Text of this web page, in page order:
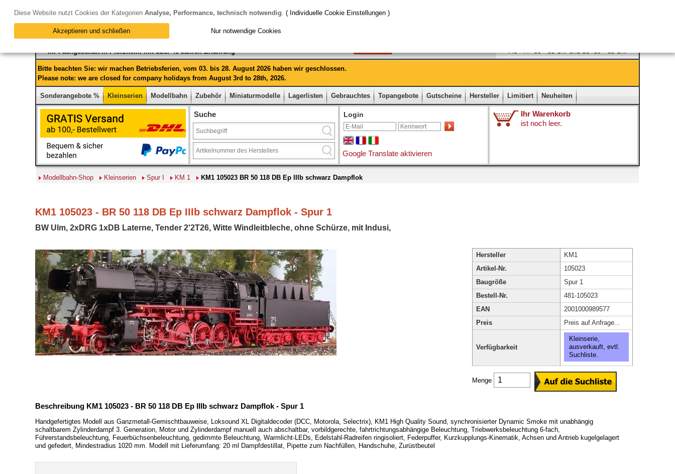
Ihr Fachgeschäft in Pforzheim mit über 40 Jahren Erfahrung
Bitte beachten Sie: wir machen Betriebsferien, vom 03. bis 28. August 2026 haben wir geschlossen.
Please note: we are closed for company holidays from August 3rd to 28th, 2026.
Sonderangebote % Kleinserien Modellbahn Zubehör Miniaturmodelle Lagerlisten Gebrauchtes Topangebote Gutscheine Hersteller Limitiert Neuheiten
Suche Login
Google Translate aktivieren
Ihr Warenkorb
ist noch leer.
Modellbahn-Shop Kleinserien Spur I KM 1 KM1 105023 BR 50 118 DB Ep IIIb schwarz Dampflok
KM1 105023 - BR 50 118 DB Ep IIIb schwarz Dampflok - Spur 1
BW Ulm, 2xDRG 1xDB Laterne, Tender 2'2T26, Witte Windleitbleche, ohne Schürze, mit Indusi,
Hersteller
KM1
Artikel-Nr.
105023
Baugröße
Spur 1
Bestell-Nr.
481-105023
EAN
2001000989577
Preis
Preis auf Anfrage...
Verfügbarkeit
Kleinserie,
ausverkauft, evtl.
Suchliste.
Menge
Beschreibung KM1 105023 - BR 50 118 DB Ep IIIb schwarz Dampflok - Spur 1
Handgefertigtes Modell aus Ganzmetall-Gemischtbauweise, Loksound XL Digitaldecoder (DCC, Motorola, Selectrix), KM1 High Quality Sound, synchronisierter Dynamic Smoke mit unabhängig
schaltbarem Zylinderdampf 3. Generation, Motor und Zylinderdampf manuell auch abschaltbar, vorbildgerechte, fahrtrichtungsabhängige Beleuchtung, Triebwerksbeleuchtung 6-fach,
Führerstandsbeleuchtung, Feuerbüchsenbeleuchtung, gedimmte Beleuchtung, Warmlicht-LEDs, Edelstahl-Radreifen ringisoliert, Federpuffer, Kurzkupplungs-Kinematik, Achsen und Antrieb kugelgelagert
und gefedert, Mindestradius 1020 mm. Modell mit Lieferumfang: 20 ml Dampfdestillat, Pipette zum Nachfüllen, Handschuhe, Zurüstbeutel
Diese Website nutzt Cookies der Kategorien Analyse, Performance, technisch notwendig. ( Individuelle Cookie Einstellungen )
Akzeptieren und schließen Nur notwendige Cookies